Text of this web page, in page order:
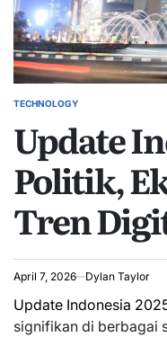
POSTED
TECHNOLOGY
Update
Politik,
Tren
April 7, 2026 Dylan Taylor
Update Indonesia
signifikan di berbagai